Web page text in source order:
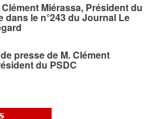
Miérassa, Président du
dans le n°243 du Journal Le
presse de M. Clément
du PSDC